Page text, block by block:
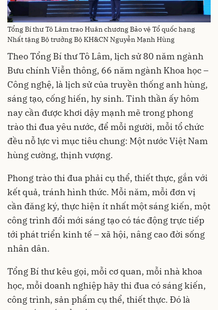
Tổng Bí thư Tô Lâm trao Huân chương Bảo vệ Tổ quốc hạng
Nhất tặng Bộ trưởng Bộ KH&CN Nguyễn Mạnh Hùng
Theo Tổng Bí thư Tô Lâm, lịch sử 80 năm ngành
Bưu chính Viễn thông, 66 năm ngành Khoa học –
Công nghệ, là lịch sử của truyền thống anh hùng,
sáng tạo, cống hiến, hy sinh. Tinh thần ấy hôm
nay cần được khơi dậy mạnh mẽ trong phong
trào thi đua yêu nước, để mỗi người, mỗi tổ chức
đều nỗ lực vì mục tiêu chung: Một nước Việt Nam
hùng cường, thịnh vượng.
Phong trào thi đua phải cụ thể, thiết thực, gắn với
kết quả, tránh hình thức. Mỗi năm, mỗi đơn vị
cần đăng ký, thực hiện ít nhất một sáng kiến, một
công trình đổi mới sáng tạo có tác động trực tiếp
tới phát triển kinh tế – xã hội, nâng cao đời sống
nhân dân.
Tổng Bí thư kêu gọi, mỗi cơ quan, mỗi nhà khoa
học, mỗi doanh nghiệp hãy thi đua có sáng kiến,
công trình, sản phẩm cụ thể, thiết thực. Đó là